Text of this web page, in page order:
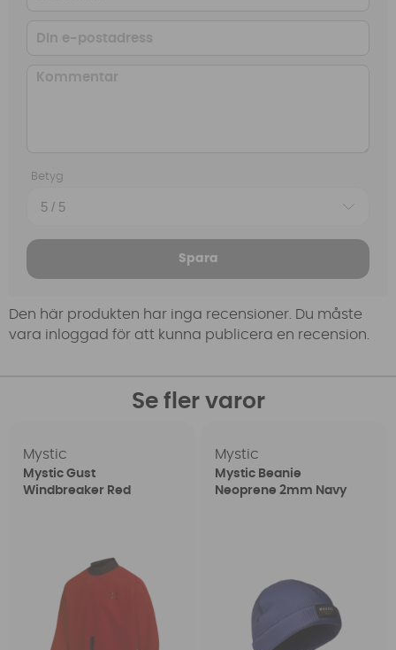
Betyg
Spara
Den här produkten har inga recensioner. Du måste
vara inloggad för att kunna publicera en recension.
Se fler varor
Mystic
Mystic Gust
Windbreaker Red
Mystic
Mystic Beanie
Neoprene 2mm Navy